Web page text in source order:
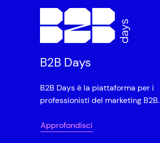
B2B Days
B2B Days è la piattaforma per i
professionisti del marketing B2B.
Approfondisci